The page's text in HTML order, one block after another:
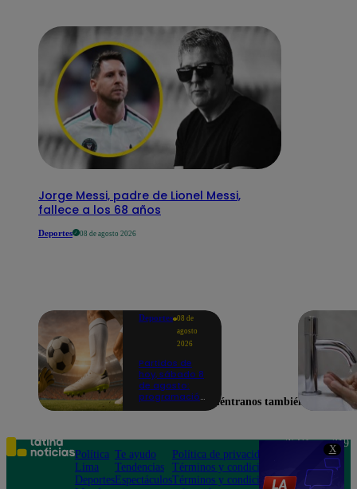
X
Jorge Messi, padre de Lionel Messi,
fallece a los 68 años
Deportes 08 de agosto 2026
Deportes 08 de
agosto
2026
Partidos de
hoy, sábado 8
de agosto:
programaciónEncuéntranos también en
Política
Lima
Deportes
Te ayudo
Tendencias
Espectáculos
Política de privacidad
Términos y condiciones
Términos y condiciones
Teléfono: 219
Av. San
Felipe 968